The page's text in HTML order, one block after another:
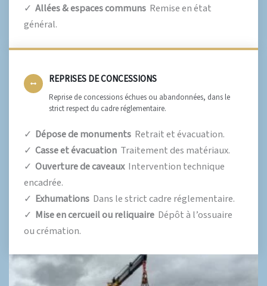
✓ Allées & espaces communs Remise en état
général.
REPRISES DE CONCESSIONS
Reprise de concessions échues ou abandonnées, dans le
strict respect du cadre réglementaire.
✓ Dépose de monuments Retrait et évacuation.
✓ Casse et évacuation Traitement des matériaux.
✓ Ouverture de caveauxIntervention technique
encadrée.
✓ Exhumations Dans le strict cadre réglementaire.
✓ Mise en cercueil ou reliquaire Dépôt à l’ossuaire
ou crémation.